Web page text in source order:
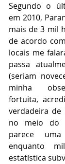
Segundo o
em 2010,
mais de 3 mil
de acordo
locais me
passa
(seriam
minha
fortuita,
verdadeira de
no meio do
parece uma
enquanto
estatística